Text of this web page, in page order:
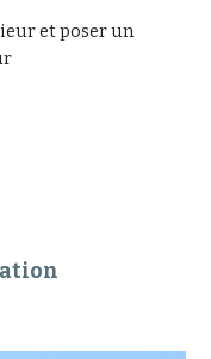
et poser un